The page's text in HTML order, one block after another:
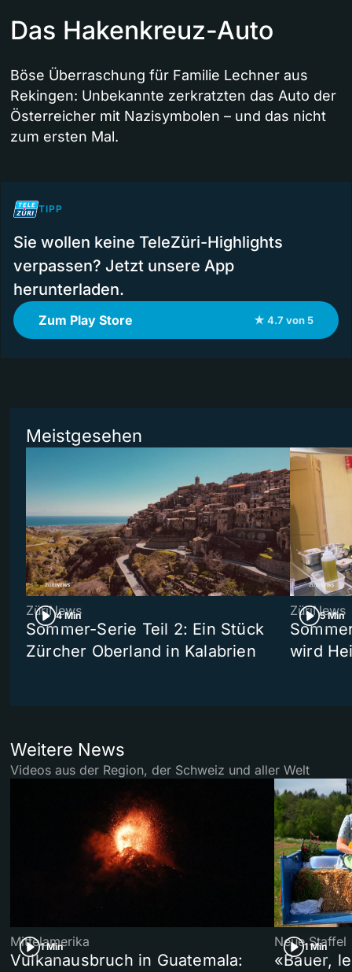
Das Hakenkreuz-Auto
Böse Überraschung für Familie Lechner aus
Rekingen: Unbekannte zerkratzten das Auto der
Österreicher mit Nazisymbolen – und das nicht
zum ersten Mal.
TIPP
Sie wollen keine TeleZüri-Highlights
verpassen? Jetzt unsere App
herunterladen.
Zum Play Store ★ 4.7 von 5
Meistgesehen
4 Min
ZüriNews
Sommer-Serie Teil 2: Ein Stück
Zürcher Oberland in Kalabrien
5 Min
ZüriNews
wird
Weitere News
Videos aus der Region, der Schweiz und aller Welt
1 Min
Mittelamerika
Vulkanausbruch in Guatemala:
1 Min
Neue Staffel
«Bauer,